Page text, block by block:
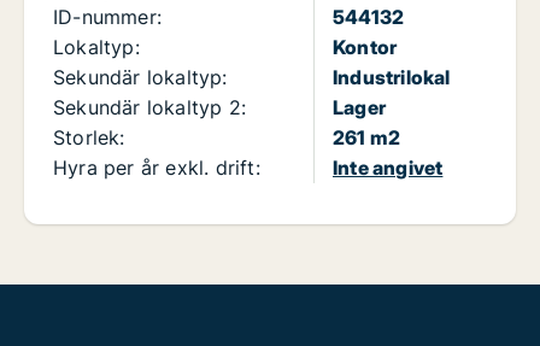
ID-nummer:
544132
Lokaltyp:
Kontor
Sekundär lokaltyp:
Industrilokal
Sekundär lokaltyp 2:
Lager
Storlek:
261 m2
Hyra per år exkl. drift:
Inte angivet